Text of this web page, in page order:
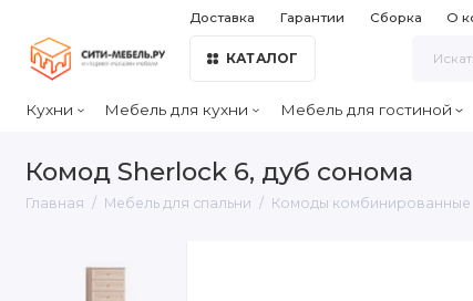
Доставка Гарантии Сборка О
КАТАЛОГ
Кухни Мебель для кухни Мебель для гостиной
Комод Sherlock 6, дуб сонома
Главная Мебель для спальни Комоды комбинированные